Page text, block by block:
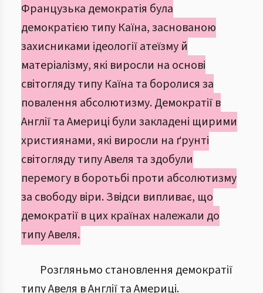
Французька демократія була
демократією типу Каїна, заснованою
захисниками ідеології атеїзму й
матеріалізму, які виросли на основі
світогляду типу Каїна та боролися за
повалення абсолютизму. Демократії в
Англії та Америці були закладені щирими
християнами, які виросли на ґрунті
світогляду типу Авеля та здобули
перемогу в боротьбі проти абсолютизму
за свободу віри. Звідси випливає, що
демократії в цих країнах належали до
типу Авеля.
Розгляньмо становлення демократії
типу Авеля в Англії та Америці.